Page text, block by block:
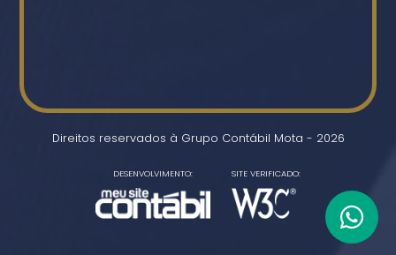
Direitos reservados à Grupo Contábil Mota - 2026
DESENVOLVIMENTO: SITE VERIFICADO: